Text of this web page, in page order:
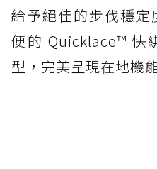
給予絕佳的步伐穩定
便的 Quicklace™ 快
型，完美呈現在地機